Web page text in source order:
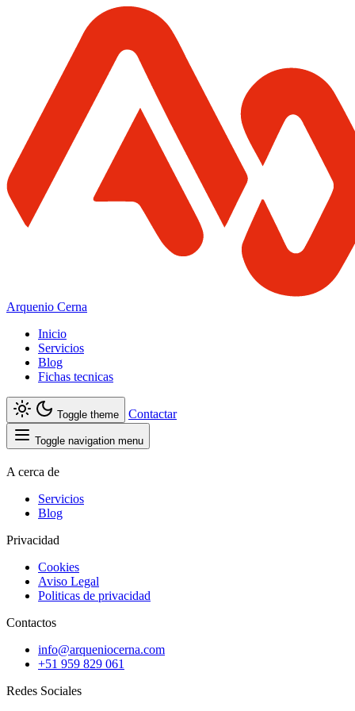
Arquenio Cerna
Inicio
Servicios
Blog
Fichas tecnicas
Toggle theme Contactar
Toggle navigation menu
A cerca de
Servicios
Blog
Privacidad
Cookies
Aviso Legal
Politicas de privacidad
Contactos
info@arqueniocerna.com
+51 959 829 061
Redes Sociales